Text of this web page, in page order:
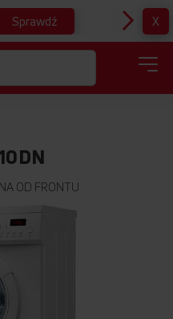
Sprawdź X
OD FRONTU